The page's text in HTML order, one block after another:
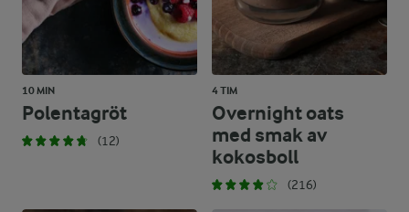
10 MIN
Polentagröt
(12)
4 TIM
Overnight oats
med smak av
kokosboll
(216)